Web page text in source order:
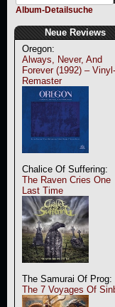
Album-Detailsuche
Neue Reviews
Oregon:
Always, Never, And
Forever (1992) – Vinyl-
Remaster
Chalice Of Suffering:
The Raven Cries One
Last Time
The Samurai Of Prog:
The 7 Voyages Of